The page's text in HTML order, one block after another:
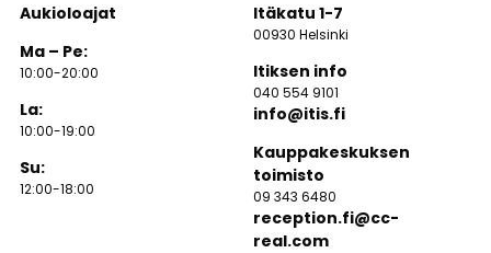
Aukioloajat
Ma – Pe:
10:00-20:00
La:
10:00-19:00
Su:
12:00-18:00
Itäkatu 1-7
00930 Helsinki
Itiksen info
040 554 9101
info@itis.fi
Kauppakeskuksen
toimisto
09 343 6480
reception.fi@cc-
real.com